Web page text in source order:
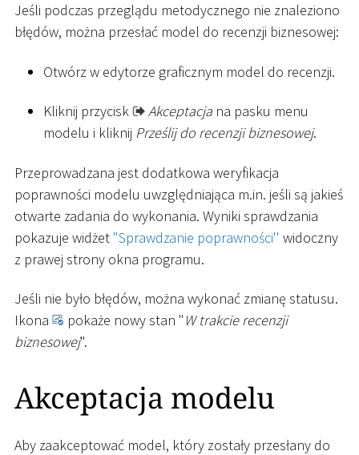
Jeśli podczas przeglądu metodycznego nie znaleziono
błędów, można przesłać model do recenzji biznesowej:
Otwórz w edytorze graficznym model do recenzji.
Kliknij przycisk Akceptacja na pasku menu
modelu i kliknij Prześlij do recenzji biznesowej.
Przeprowadzana jest dodatkowa weryfikacja
poprawności modelu uwzględniająca m.in. jeśli są jakieś
otwarte zadania do wykonania. Wyniki sprawdzania
pokazuje widżet "Sprawdzanie poprawności'' widoczny
z prawej strony okna programu.
Jeśli nie było błędów, można wykonać zmianę statusu.
Ikona
pokaże nowy stan " W trakcie recenzji
biznesowej".
Akceptacja modelu
Aby zaakceptować model, który zostały przesłany do